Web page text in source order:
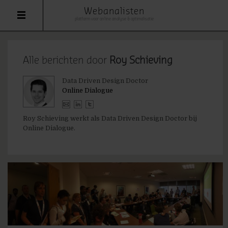
Webanalisten
Alle berichten door Roy Schieving
Data Driven Design Doctor
Online Dialogue
Roy Schieving werkt als Data Driven Design Doctor bij
Online Dialogue.